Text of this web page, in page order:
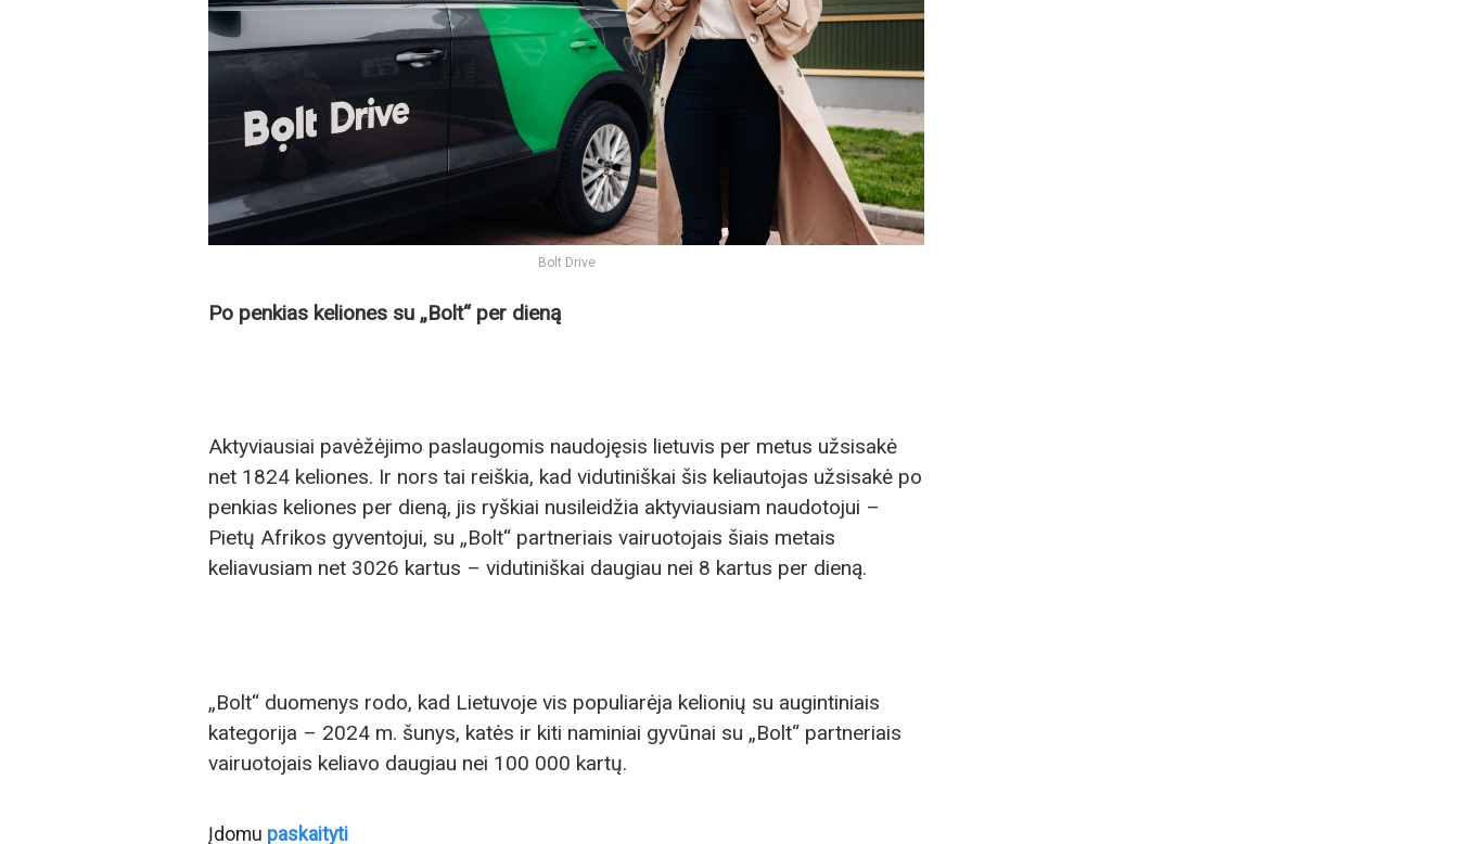
Bolt Drive
Po penkias keliones su „Bolt“ per dieną
Aktyviausiai pavėžėjimo paslaugomis naudojęsis lietuvis per metus užsisakė
net 1824 keliones. Ir nors tai reiškia, kad vidutiniškai šis keliautojas užsisakė po
penkias keliones per dieną, jis ryškiai nusileidžia aktyviausiam naudotojui –
Pietų Afrikos gyventojui, su „Bolt“ partneriais vairuotojais šiais metais
keliavusiam net 3026 kartus – vidutiniškai daugiau nei 8 kartus per dieną.
„Bolt“ duomenys rodo, kad Lietuvoje vis populiarėja kelionių su augintiniais
kategorija – 2024 m. šunys, katės ir kiti naminiai gyvūnai su „Bolt“ partneriais
vairuotojais keliavo daugiau nei 100 000 kartų.
Įdomu paskaityti